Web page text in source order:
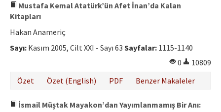
Mustafa Kemal Atatürk’ün Afet İnan’da Kalan
Kitapları
Hakan Anameriç
Sayı: Kasım 2005, Cilt XXI - Sayı 63 Sayfalar: 1115-1140
0
10809
Özet
Özet (English) PDF Benzer Makaleler
İsmail Müştak Mayakon’dan Yayımlanmamış Bir Anı: